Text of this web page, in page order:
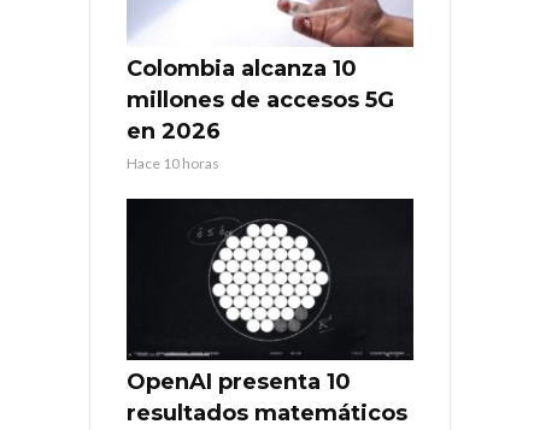
Colombia alcanza 10
millones de accesos 5G
en 2026
Hace 10 horas
OpenAI presenta 10
resultados matemáticos